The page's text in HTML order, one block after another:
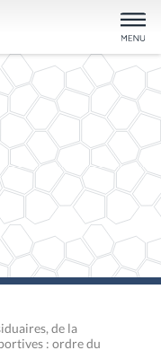
de la
: ordre du